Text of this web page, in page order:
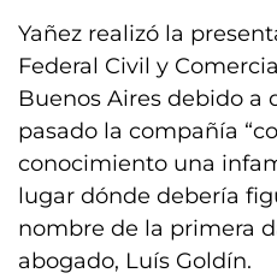
Yañez realizó la
Federal Civil y
Buenos Aires debido a
pasado la compañía
conocimiento una
lugar dónde debería
nombre de la primera
abogado, Luís Goldín.